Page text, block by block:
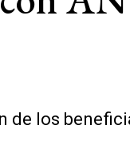
de los